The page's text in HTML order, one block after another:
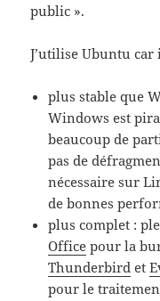
public ».
J’utilise Ubuntu car
plus stable que
Windows est
beaucoup de
pas de
nécessaire sur
de bonnes
plus complet :
Office pour la
Thunderbird et
pour le